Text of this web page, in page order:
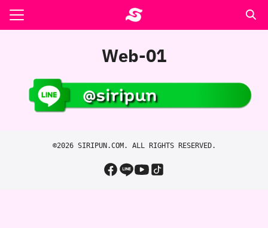
Skip
to
อาหาร ตำรับเอ๋
า90+1
รแกรมคำนวนเพื่อสุขภาพ
Web-01
©2026 SIRIPUN.COM. ALL RIGHTS RESERVED.